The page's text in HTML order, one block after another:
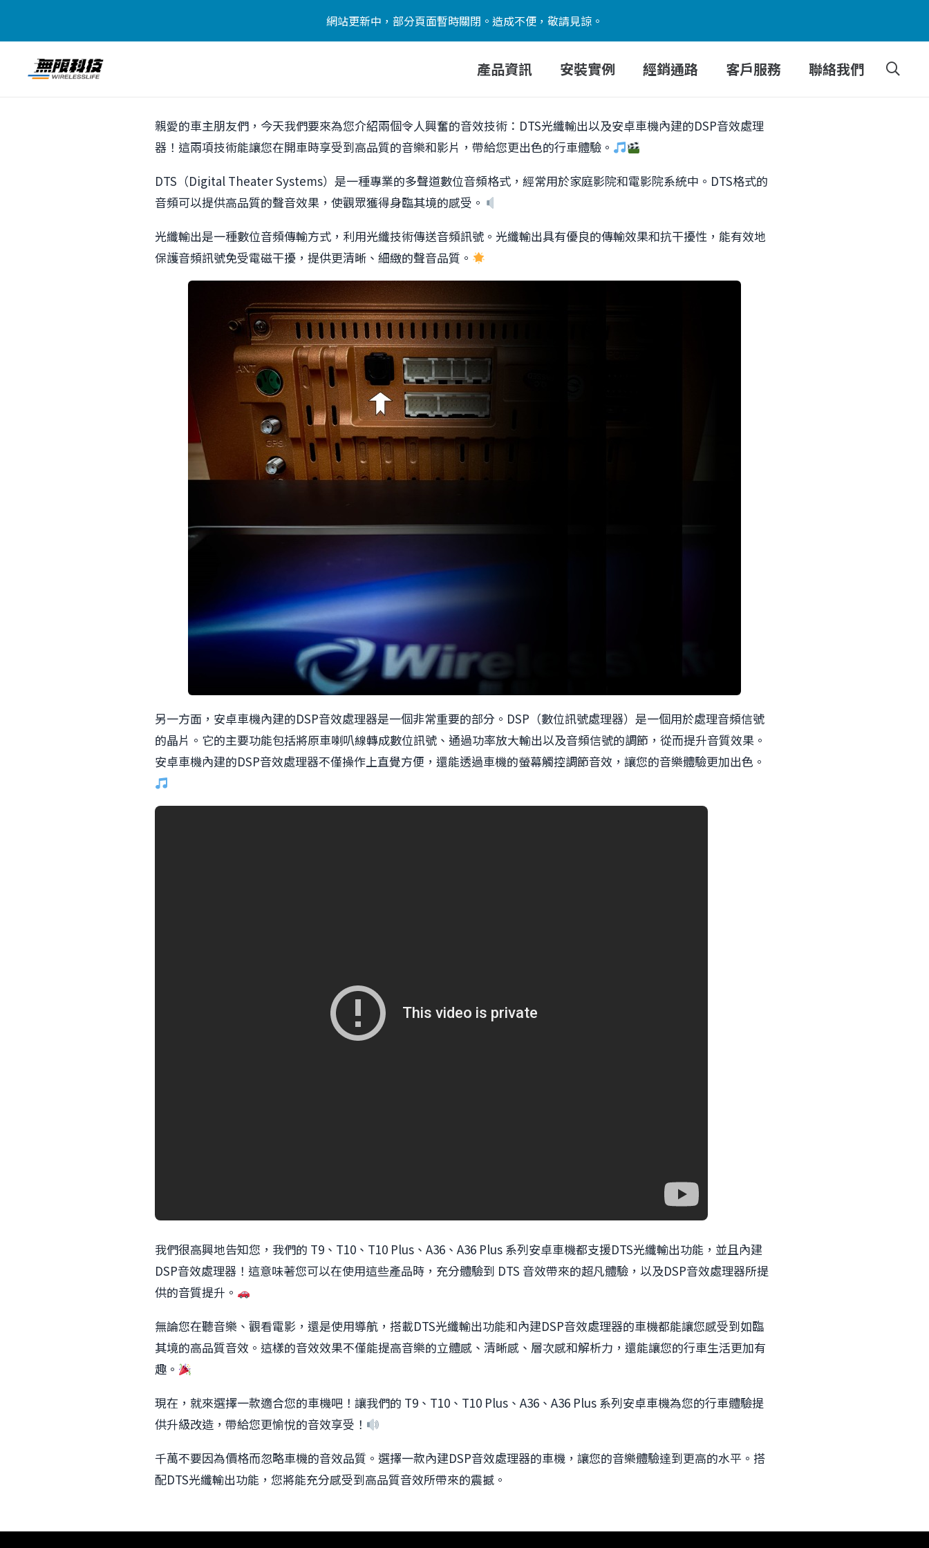
網站更新中，部分頁面暫時關閉。造成不便，敬請見諒。
產品資訊 安裝實例 經銷通路 客戶服務 聯絡我們
親愛的車主朋友們，今天我們要來為您介紹兩個令人興奮的音效技術：DTS光纖輸出以及安卓車機內建的DSP音效處理
器！這兩項技術能讓您在開車時享受到高品質的音樂和影片，帶給您更出色的行車體驗。
DTS（Digital Theater Systems）是一種專業的多聲道數位音頻格式，經常用於家庭影院和電影院系統中。DTS格式的
音頻可以提供高品質的聲音效果，使觀眾獲得身臨其境的感受。
光纖輸出是一種數位音頻傳輸方式，利用光纖技術傳送音頻訊號。光纖輸出具有優良的傳輸效果和抗干擾性，能有效地
保護音頻訊號免受電磁干擾，提供更清晰、細緻的聲音品質。
另一方面，安卓車機內建的DSP音效處理器是一個非常重要的部分。DSP（數位訊號處理器）是一個用於處理音頻信號
的晶片。它的主要功能包括將原車喇叭線轉成數位訊號、通過功率放大輸出以及音頻信號的調節，從而提升音質效果。
安卓車機內建的DSP音效處理器不僅操作上直覺方便，還能透過車機的螢幕觸控調節音效，讓您的音樂體驗更加出色。
我們很高興地告知您，我們的 T9、T10、T10 Plus、A36、A36 Plus 系列安卓車機都支援DTS光纖輸出功能，並且內建
DSP音效處理器！這意味著您可以在使用這些產品時，充分體驗到 DTS 音效帶來的超凡體驗，以及DSP音效處理器所提
供的音質提升。
無論您在聽音樂、觀看電影，還是使用導航，搭載DTS光纖輸出功能和內建DSP音效處理器的車機都能讓您感受到如臨
其境的高品質音效。這樣的音效效果不僅能提高音樂的立體感、清晰感、層次感和解析力，還能讓您的行車生活更加有
趣。
現在，就來選擇一款適合您的車機吧！讓我們的 T9、T10、T10 Plus、A36、A36 Plus 系列安卓車機為您的行車體驗提
供升級改造，帶給您更愉悅的音效享受！
千萬不要因為價格而忽略車機的音效品質。選擇一款內建DSP音效處理器的車機，讓您的音樂體驗達到更高的水平。搭
配DTS光纖輸出功能，您將能充分感受到高品質音效所帶來的震撼。